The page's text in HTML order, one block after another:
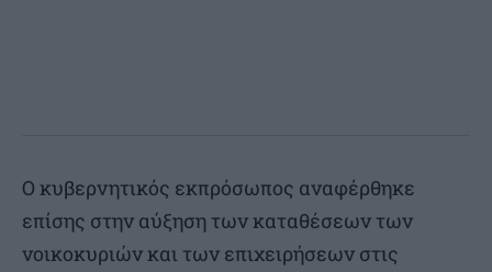
Ο κυβερνητικός εκπρόσωπος αναφέρθηκε
επίσης στην αύξηση των καταθέσεων των
νοικοκυριών και των επιχειρήσεων στις